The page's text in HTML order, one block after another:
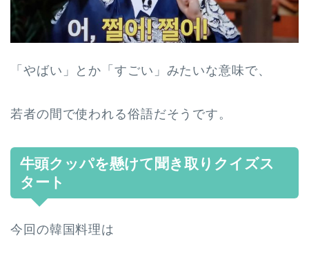
「やばい」とか「すごい」みたいな意味で、
若者の間で使われる俗語だそうです。
牛頭クッパを懸けて聞き取りクイズス
タート
今回の韓国料理は